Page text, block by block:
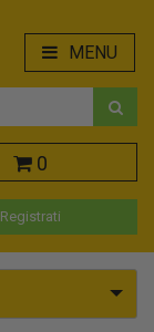
MENU
0
Registrati